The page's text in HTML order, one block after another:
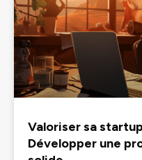
Valoriser sa
Développer une